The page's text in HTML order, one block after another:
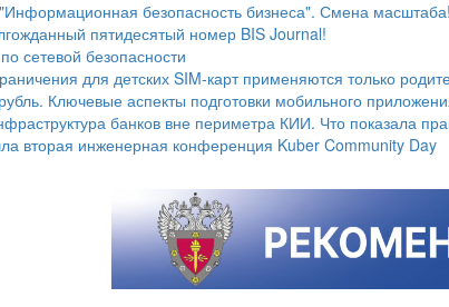
безопасность бизнеса". Смена масштаба!
пятидесятый номер BIS Journal!
сетевой безопасности
для детских SIM-карт применяются только
Ключевые аспекты подготовки мобильного
банков вне периметра КИИ. Что показала
вторая инженерная конференция Kuber Community Day